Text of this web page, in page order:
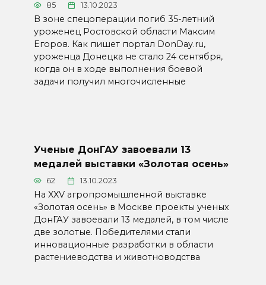
85 13.10.2023
В зоне спецоперации погиб 35-летний
уроженец Ростовской области Максим
Егоров. Как пишет портал DonDay.ru,
уроженца Донецка не стало 24 сентября,
когда он в ходе выполнения боевой
задачи получил многочисленные
Ученые ДонГАУ завоевали 13
медалей выставки «Золотая осень»
62 13.10.2023
На XXV агропромышленной выставке
«Золотая осень» в Москве проекты ученых
ДонГАУ завоевали 13 медалей, в том числе
две золотые. Победителями стали
инновационные разработки в области
растениеводства и животноводства